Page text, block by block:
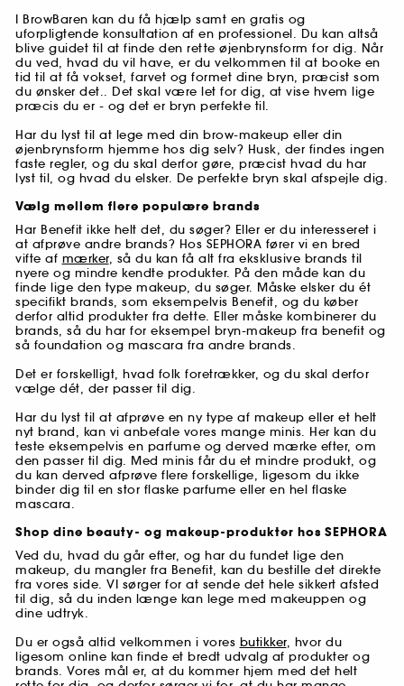
I BrowBaren kan du få hjælp samt en gratis og
uforpligtende konsultation af en professionel. Du kan altså
blive guidet til at finde den rette øjenbrynsform for dig. Når
du ved, hvad du vil have, er du velkommen til at booke en
tid til at få vokset, farvet og formet dine bryn, præcist som
du ønsker det.. Det skal være let for dig, at vise hvem lige
præcis du er - og det er bryn perfekte til.
Har du lyst til at lege med din brow-makeup eller din
øjenbrynsform hjemme hos dig selv? Husk, der findes ingen
faste regler, og du skal derfor gøre, præcist hvad du har
lyst til, og hvad du elsker. De perfekte bryn skal afspejle dig.
Vælg mellem flere populære brands
Har Benefit ikke helt det, du søger? Eller er du interesseret i
at afprøve andre brands? Hos SEPHORA fører vi en bred
vifte af mærker, så du kan få alt fra eksklusive brands til
nyere og mindre kendte produkter. På den måde kan du
finde lige den type makeup, du søger. Måske elsker du ét
specifikt brands, som eksempelvis Benefit, og du køber
derfor altid produkter fra dette. Eller måske kombinerer du
brands, så du har for eksempel bryn-makeup fra benefit og
så foundation og mascara fra andre brands.
Det er forskelligt, hvad folk foretrækker, og du skal derfor
vælge dét, der passer til dig.
Har du lyst til at afprøve en ny type af makeup eller et helt
nyt brand, kan vi anbefale vores mange minis. Her kan du
teste eksempelvis en parfume og derved mærke efter, om
den passer til dig. Med minis får du et mindre produkt, og
du kan derved afprøve flere forskellige, ligesom du ikke
binder dig til en stor flaske parfume eller en hel flaske
mascara.
Shop dine beauty- og makeup-produkter hos SEPHORA
Ved du, hvad du går efter, og har du fundet lige den
makeup, du mangler fra Benefit, kan du bestille det direkte
fra vores side. VI sørger for at sende det hele sikkert afsted
til dig, så du inden længe kan lege med makeuppen og
dine udtryk.
Du er også altid velkommen i vores butikker, hvor du
ligesom online kan finde et bredt udvalg af produkter og
brands. Vores mål er, at du kommer hjem med det helt